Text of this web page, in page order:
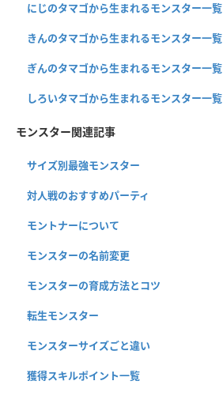
にじのタマゴから生まれるモンスター一覧
きんのタマゴから生まれるモンスター一覧
ぎんのタマゴから生まれるモンスター一覧
しろいタマゴから生まれるモンスター一覧
モンスター関連記事
サイズ別最強モンスター
対人戦のおすすめパーティ
モントナーについて
モンスターの名前変更
モンスターの育成方法とコツ
転生モンスター
モンスターサイズごと違い
獲得スキルポイント一覧